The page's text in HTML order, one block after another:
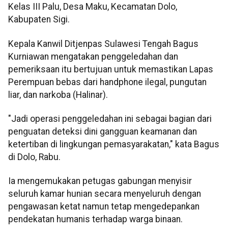
Kelas III Palu, Desa Maku, Kecamatan Dolo,
Kabupaten Sigi.
Kepala Kanwil Ditjenpas Sulawesi Tengah Bagus
Kurniawan mengatakan penggeledahan dan
pemeriksaan itu bertujuan untuk memastikan Lapas
Perempuan bebas dari handphone ilegal, pungutan
liar, dan narkoba (Halinar).
"Jadi operasi penggeledahan ini sebagai bagian dari
penguatan deteksi dini gangguan keamanan dan
ketertiban di lingkungan pemasyarakatan," kata Bagus
di Dolo, Rabu.
Ia mengemukakan petugas gabungan menyisir
seluruh kamar hunian secara menyeluruh dengan
pengawasan ketat namun tetap mengedepankan
pendekatan humanis terhadap warga binaan.